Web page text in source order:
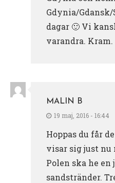
Gdynia/
dagar 🙂 Vi
varandra. Kram.
MALIN B
19 maj, 2016 - 16:44
Hoppas du får
visar sig just nu
Polen ska he
sandstränder.